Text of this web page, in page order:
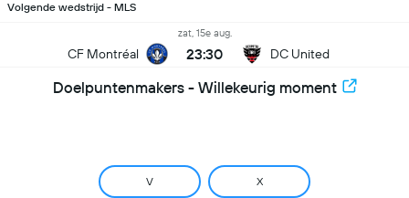
Volgende wedstrijd - MLS
CF Montréal
zat, 15e aug.
23:30 DC United
Doelpuntenmakers - Willekeurig moment
V X